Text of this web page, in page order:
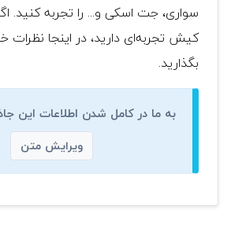
سواری، جت اسکی و... را تجربه کنید.
کیش تجربه‌ای دارید، در اینجا نظرات
بگذارید.
به ما در کامل شدن اطلاعات این
ویرایش متن